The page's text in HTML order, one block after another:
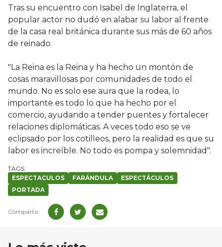
Tras su encuentro con Isabel de Inglaterra, el
popular actor no dudó en alabar su labor al frente
de la casa real británica durante sus más de 60 años
de reinado.
"La Reina es la Reina y ha hecho un montón de
cosas maravillosas por comunidades de todo el
mundo. No es solo ese aura que la rodea, lo
importante es todo lo que ha hecho por el
comercio, ayudando a tender puentes y fortalecer
relaciones diplomáticas. A veces todo eso se ve
eclipsado por los cotilleos, pero la realidad es que su
labor es increíble. No todo es pompa y solemnidad".
ESPECTACULOS FARÁNDULA
ESPECTÁCULOS
PORTADA